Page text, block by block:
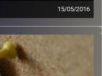
15/05/2016
קלאסיקות רוק עם אורן הוף.
włodi